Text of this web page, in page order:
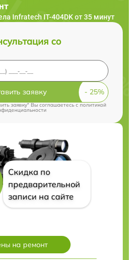
Infratech IT-404DK от 35 минут
со
заявку
заявку" Вы соглашаетесь cполитикой
Скидка по
предварительной
записи на сайте
на ремонт